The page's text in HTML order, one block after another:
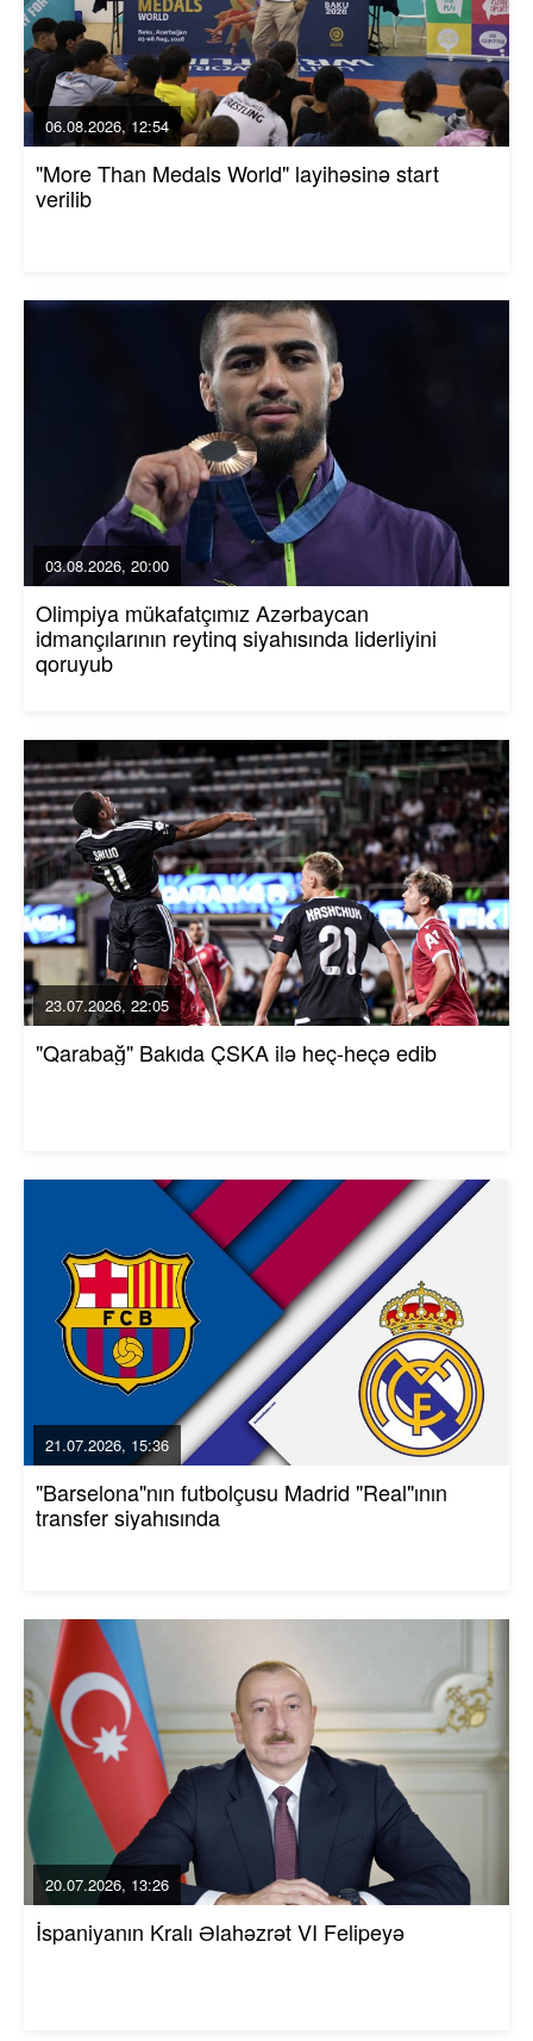
06.08.2026, 12:54
"More Than Medals World" layihəsinə start
verilib
03.08.2026, 20:00
Olimpiya mükafatçımız Azərbaycan
idmançılarının reytinq siyahısında liderliyini
qoruyub
23.07.2026, 22:05
"Qarabağ" Bakıda ÇSKA ilə heç-heçə edib
21.07.2026, 15:36
"Barselona"nın futbolçusu Madrid "Real"ının
transfer siyahısında
20.07.2026, 13:26
İspaniyanın Kralı Əlahəzrət VI Felipeyə